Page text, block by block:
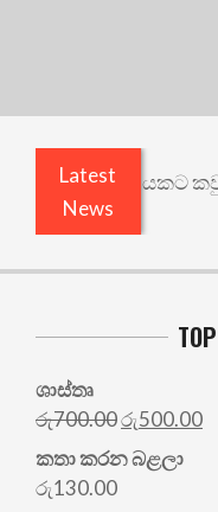
Latest
News
යථාර්ථයකට
ශාස්තෘ
රු700.00Original
price
was:
රු500.00
කතා කරන බළලා
රු130.00